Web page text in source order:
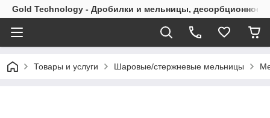
Gold Technology - Дробилки и мельницы, десорбционное
Товары и услуги Шаровые/стержневые мельницы